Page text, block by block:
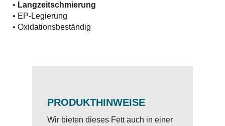
• Langzeitschmierung
• EP-Legierung
• Oxidationsbeständig
PRODUKTHINWEISE
Wir bieten dieses Fett auch in einer